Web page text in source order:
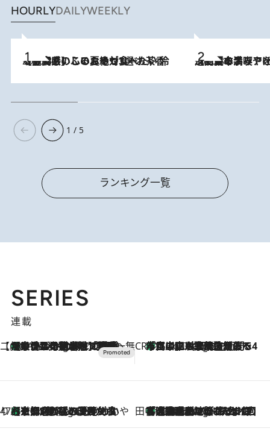
HOURLYDAILYWEEKLY
2026.8.5
【静岡県】この夏絶対食べたい 冷やしておいしいおやつ3選 お茶香る生食感のふるふるゼリー 2026.8.5
【西日本エリアを総まとめ】 47都道府県の手みやげ ひんやりスイーツで夏を満喫
1 / 5
ランキング一覧
SERIES
連載
【CREA×星野リゾート】唯一無二。癒しと発見が待つ場所へ
1 Hour Ago
【トンボの足水浴】ヒノキの香りに包まれて涼感マックス！約13℃の湧水かけ流しを避暑地「星野温泉 トンボの湯」で体験 CREA'S CHOICE
3 Hours Ago
「立川にも歌舞伎があるんだよ」 片岡仁左衛門・市川中車ら豪華座組みで4年目の立川立飛歌舞伎へ
47都道府県の手みやげ ひんやりスイーツで夏を満喫
3 Hours Ago
【京都府】この夏絶対食べたい 冷やしておいしいおやつ3選 ひと口目から心を掴む新緑のテリーヌ 田中稲の勝手に再ブーム
8 Hours Ago
「湘南乃風に憧れて」観客大盛上がりの“タオル回し”に、ラッパー顔負けの高速歌唱まで…さだまさし（74）のアグレッシブすぎる現在地